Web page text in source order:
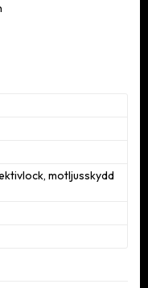
motljusskydd